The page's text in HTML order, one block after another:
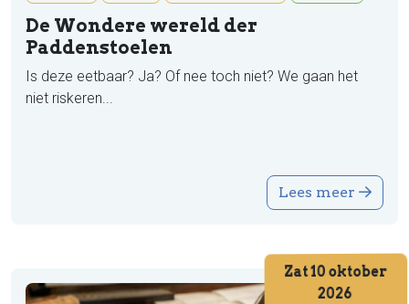
De Wondere wereld der
Paddenstoelen
Is deze eetbaar? Ja? Of nee toch niet? We gaan het
niet riskeren...
Lees meer
Zat 10 oktober
2026